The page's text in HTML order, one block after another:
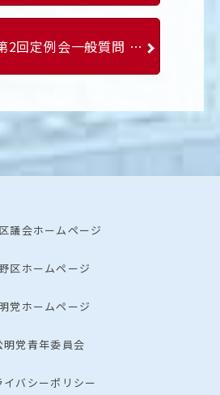
例会一般質問 久保 りか議員
議会ホームページ
区ホームページ
党ホームページ
明党青年委員会
イバシーポリシー